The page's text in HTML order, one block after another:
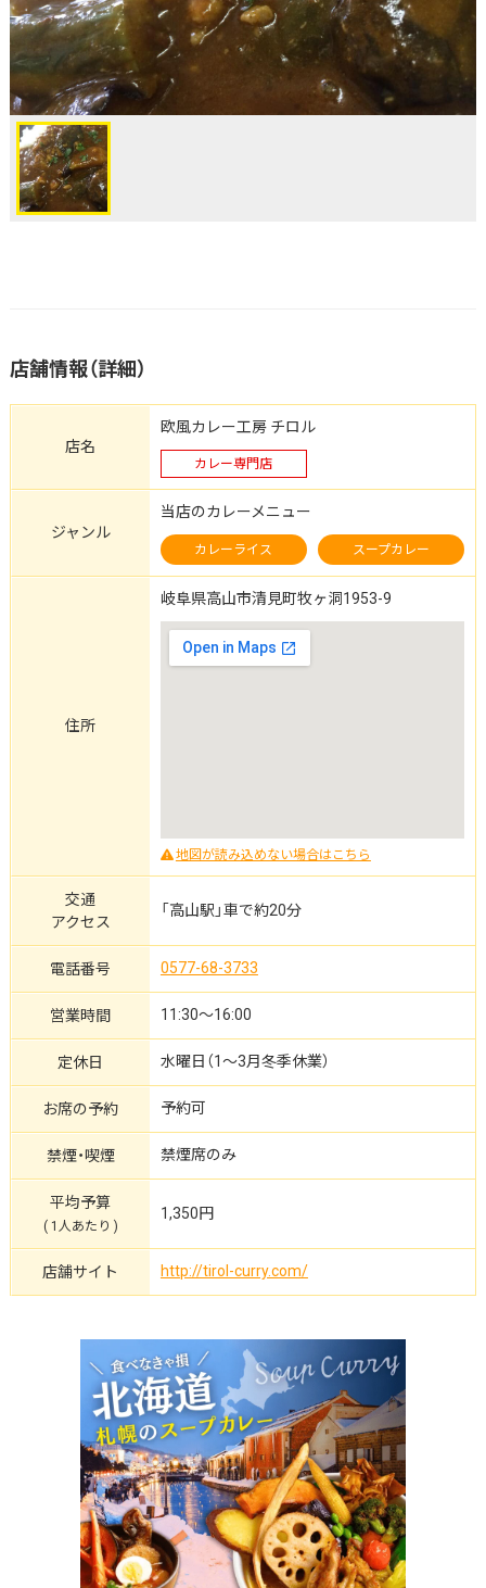
店舗情報（詳細）
店名
欧風カレー工房 チロル
カレー専門店
ジャンル
当店のカレーメニュー
カレーライス スープカレー
住所
岐阜県高山市清見町牧ヶ洞1953-9
地図が読み込めない場合はこちら
交通
アクセス
「高山駅」車で約20分
電話番号 0577-68-3733
営業時間 11:30～16:00
定休日 水曜日（1～3月冬季休業）
お席の予約 予約可
禁煙・喫煙 禁煙席のみ
平均予算
( 1人あたり )
1,350円
店舗サイト http://tirol-curry.com/